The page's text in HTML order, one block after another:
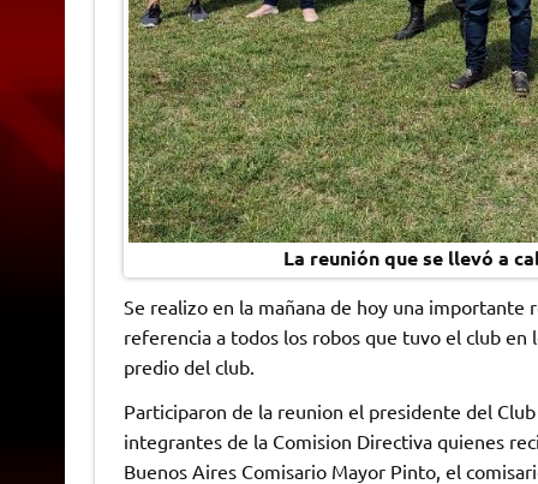
La reunión que se llevó a
Se realizo en la mañana de hoy una
referencia a todos los robos que tuvo el club
predio del club.
Participaron de la reunion el presidente del
integrantes de la Comision Directiva quienes
Buenos Aires Comisario Mayor Pinto, el